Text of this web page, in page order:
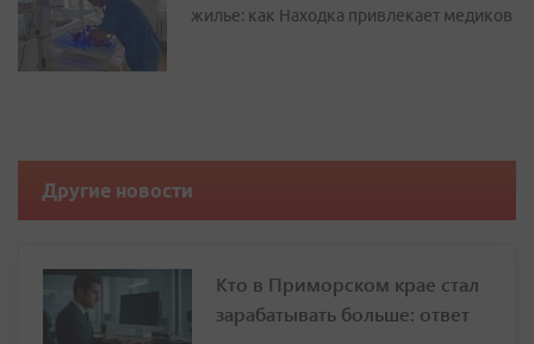
жилье: как Находка привлекает медиков
Другие новости
Кто в Приморском крае стал
зарабатывать больше: ответ